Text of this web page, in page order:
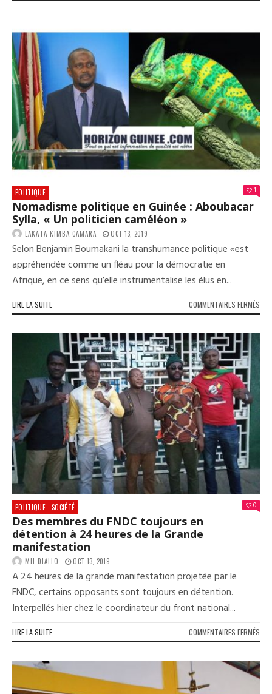
DU
POLITIQUE 1
Nomadisme politique en Guinée : Aboubacar
Sylla, « Un politicien caméléon »
LAKATA KIMBA CAMARA OCT 13, 2019
Selon Benjamin Boumakani la transhumance politique «est
appréhendée comme un fléau pour la démocratie en
Afrique, en ce sens qu’elle instrumentalise les élus en...
LIRE LA SUITE COMMENTAIRES FERMÉS
POLITIQUE SOCIÉTÉ 0
Des membres du FNDC toujours en
détention à 24 heures de la Grande
manifestation
MH DIALLO OCT 13, 2019
A 24 heures de la grande manifestation projetée par le
FNDC, certains opposants sont toujours en détention.
Interpellés hier chez le coordinateur du front national...
LIRE LA SUITE COMMENTAIRES FERMÉS
DES
DU